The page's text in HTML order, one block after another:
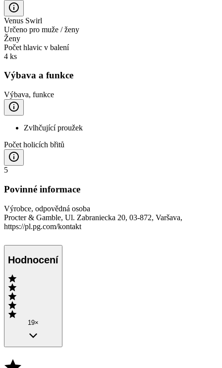
Venus Swirl
Určeno pro muže / ženy
Ženy
Počet hlavic v balení
4 ks
Výbava a funkce
Výbava, funkce
Zvlhčující proužek
Počet holicích břitů
5
Povinné informace
Výrobce, odpovědná osoba
Procter & Gamble, Ul. Zabraniecka 20, 03-872, Varšava,
https://pl.pg.com/kontakt
Hodnocení
19×